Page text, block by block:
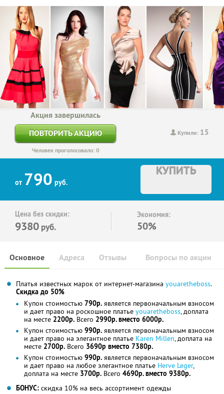
Купили: 15
Акция завершилась
ПОВТОРИТЬ АКЦИЮ
Человек проголосовало: 0
от 790 руб.
КУПИТЬ
Цена без скидки:
9380 руб.
Экономия:
50%
Основное Отзывы Вопросы по акции
Адреса
Платья известных марок от интернет-магазина youaretheboss.
Скидка до 50%
Купон стоимостью 790р. является первоначальным взносом
и дает право на роскошное платье youaretheboss, доплата
на месте 2200р. Всего 2990р. вместо 6000р.
Купон стоимостью 990р. является первоначальным взносом
и дает право на элегантное платье Karen Millen, доплата на
месте 2700р. Всего 3690р вместо 7380р.
Купон стоимостью 990р. является первоначальным взносом
и дает право на любое элегантное платье Herve Leger,
доплата на месте 3700р. Всего 4690р. вместо 9380р.
БОНУС: скидка 10% на весь ассортимент одежды